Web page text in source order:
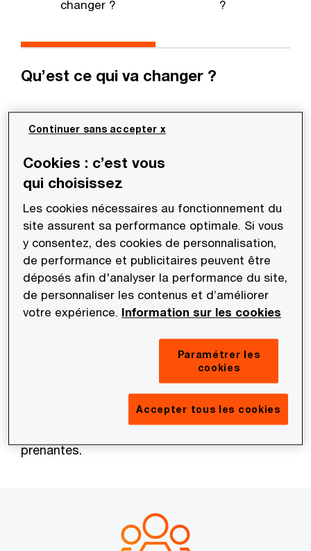
changer ?
?
Qu’est ce qui va changer ?
Les sociétés cotées sur un marché
réglementé de droit européen vont préparer
leur rapport financier annuel sous un nouveau
format. Le rapport sera rédigé en utilisant le
fichier HTML (pouvant être visualisé avec les
navigateurs web standards) avec des balises
XML, lisibles par des programmes
informatiques dédiés. Ce nouveau format
nécessitera le recours à de nouvelles
logiciels, processus et contrôles. Lisibles
aussi bien par l’ordinateur que par l’homme,
ces états financiers pourront être analysés
par les investisseurs et les autres parties
prenantes.
Cookies : c’est vous
qui choisissez
Les cookies nécessaires au fonctionnement du
site assurent sa performance optimale. Si vous
y consentez, des cookies de personnalisation,
de performance et publicitaires peuvent être
déposés afin d'analyser la performance du site,
de personnaliser les contenus et d’améliorer
votre expérience. Information sur les cookies
Paramétrer les
cookies
Accepter tous les cookies
Continuer sans accepter x